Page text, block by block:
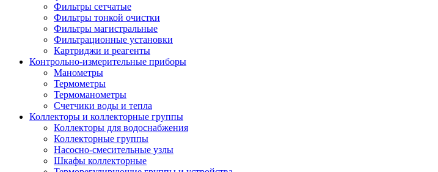
Фильтры сетчатые
Фильтры тонкой очистки
Фильтры магистральные
Фильтрационные установки
Картриджи и реагенты
Контрольно-измерительные приборы
Манометры
Термометры
Термоманометры
Счетчики воды и тепла
Коллекторы и коллекторные группы
Коллекторы для водоснабжения
Коллекторные группы
Насосно-смесительные узлы
Шкафы коллекторные